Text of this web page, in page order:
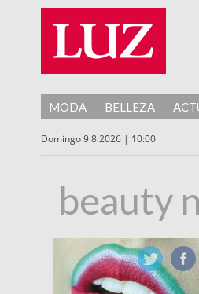
MODA BELLEZA
Domingo 9.8.2026 | 10:00
beauty